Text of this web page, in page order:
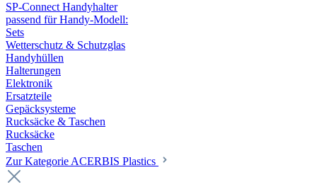
SP-Connect Handyhalter
passend für Handy-Modell:
Sets
Wetterschutz & Schutzglas
Handyhüllen
Halterungen
Elektronik
Ersatzteile
Gepäcksysteme
Rucksäcke & Taschen
Rucksäcke
Taschen
Zur Kategorie ACERBIS Plastics